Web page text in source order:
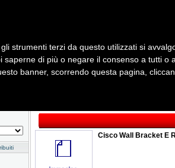
Dati Cliente Servizi Company
Fotografia Telefonia Audio Video
Cisco Wall Bracket E
strumenti terzi da questo utilizzati si
saperne di più o negare il consenso a tutti o
banner, scorrendo questa pagina,